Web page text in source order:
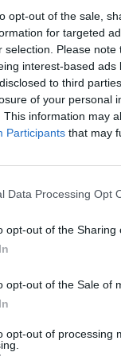
opt-out of the sale,
for targeted
selection. Please
interest-based
to third
of your personal
This information may
Participants that may
Data Processing Opt
opt-out of the Sharing
opt-out of the Sale of
opt-out of processing
felhős
előrejelzés